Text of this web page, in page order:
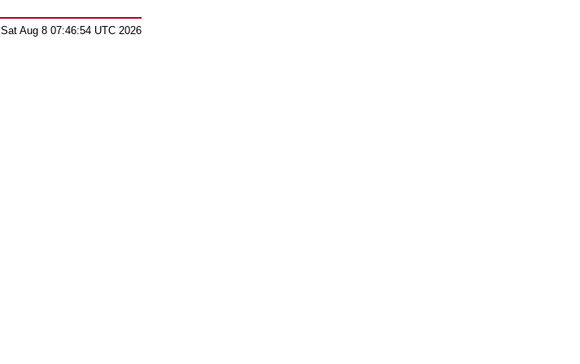
Sat Aug 8 07:46:54 UTC 2026